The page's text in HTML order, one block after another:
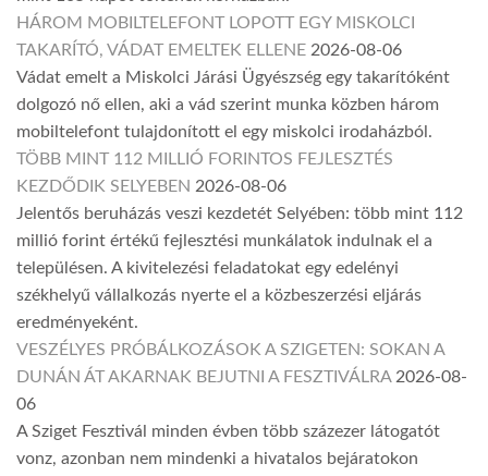
HÁROM MOBILTELEFONT LOPOTT EGY MISKOLCI
TAKARÍTÓ, VÁDAT EMELTEK ELLENE 2026-08-06
Vádat emelt a Miskolci Járási Ügyészség egy takarítóként
dolgozó nő ellen, aki a vád szerint munka közben három
mobiltelefont tulajdonított el egy miskolci irodaházból.
TÖBB MINT 112 MILLIÓ FORINTOS FEJLESZTÉS
KEZDŐDIK SELYEBEN 2026-08-06
Jelentős beruházás veszi kezdetét Selyében: több mint 112
millió forint értékű fejlesztési munkálatok indulnak el a
településen. A kivitelezési feladatokat egy edelényi
székhelyű vállalkozás nyerte el a közbeszerzési eljárás
eredményeként.
VESZÉLYES PRÓBÁLKOZÁSOK A SZIGETEN: SOKAN A
DUNÁN ÁT AKARNAK BEJUTNI A FESZTIVÁLRA 2026-08-
06
A Sziget Fesztivál minden évben több százezer látogatót
vonz, azonban nem mindenki a hivatalos bejáratokon